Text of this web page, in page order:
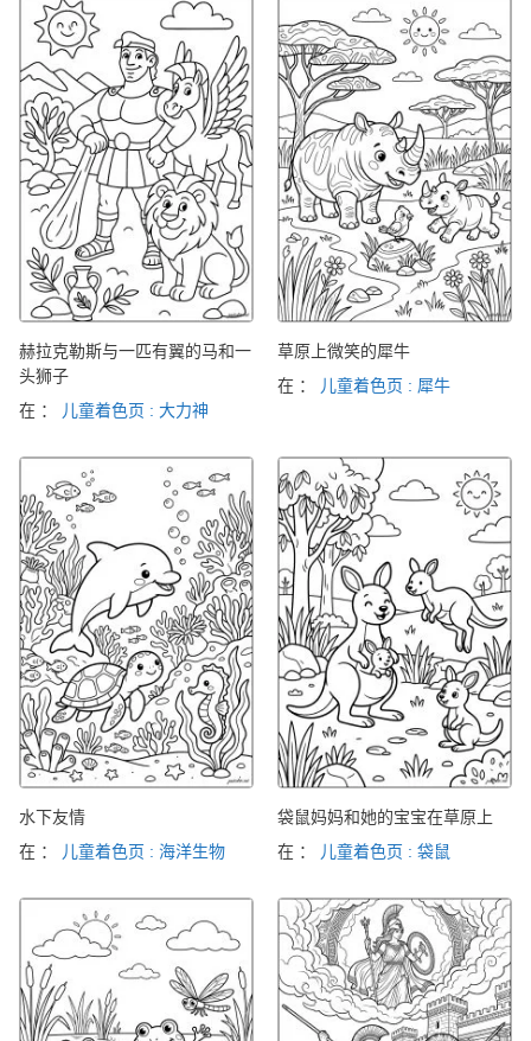
赫拉克勒斯与一匹有翼的马和一
头狮子
在 ：
儿童着色页 : 大力神
草原上微笑的犀牛
在 ：
儿童着色页 : 犀牛
水下友情
在 ：
儿童着色页 : 海洋生物
袋鼠妈妈和她的宝宝在草原上
在 ：
儿童着色页 : 袋鼠